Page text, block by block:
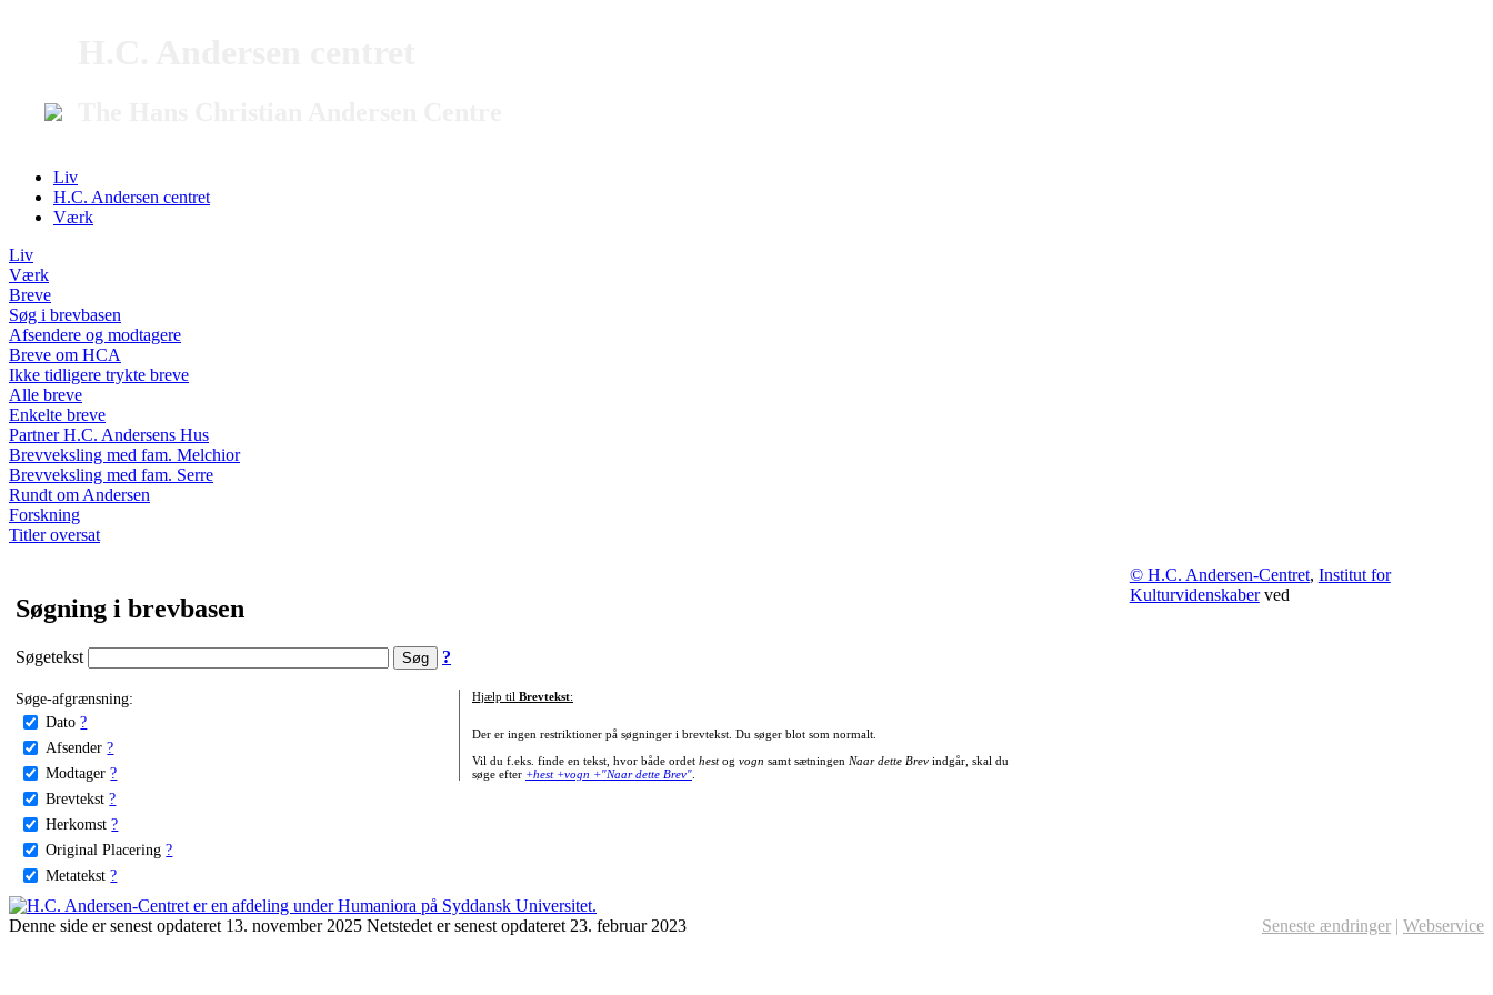
Liv
H.C. Andersen centret
Værk
Liv
Værk
Breve
Søg i brevbasen
Afsendere og modtagere
Breve om HCA
Ikke tidligere trykte breve
Alle breve
Enkelte breve
Partner H.C. Andersens Hus
Brevveksling med fam. Melchior
Brevveksling med fam. Serre
Rundt om Andersen
Forskning
Titler oversat
Søgning i brevbasen
Søgetekst ?
Søge-afgrænsning:
Dato ?
Afsender ?
Modtager ?
Brevtekst ?
Herkomst ?
Original Placering ?
Metatekst ?
Hjælp til Brevtekst:
Der er ingen restriktioner på søgninger i brevtekst. Du søger blot som normalt.
Vil du f.eks. finde en tekst, hvor både ordet hestog vogn samt sætningen Naar dette Brevindgår, skal du
søge efter +hest +vogn +"Naar dette Brev".
© H.C. Andersen-Centret, Institut for
Kulturvidenskaberved
Denne side er senest opdateret 13. november 2025 Netstedet er senest opdateret 23. februar 2023 Seneste ændringer | Webservice